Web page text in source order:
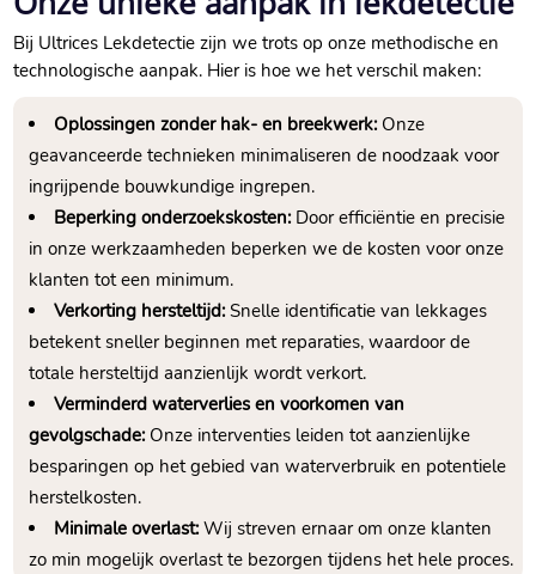
Bij Ultrices Lekdetectie zijn we trots op onze methodische en
technologische aanpak.​ Hier is hoe we het verschil maken:
Oplossingen zonder hak- en breekwerk:Onze
geavanceerde technieken minimaliseren de noodzaak voor
ingrijpende bouwkundige ingrepen.​
Beperking onderzoekskosten:Door efficiëntie en precisie
in onze werkzaamheden beperken we de kosten voor onze
klanten tot een minimum.​
Verkorting hersteltijd:Snelle identificatie van lekkages
betekent sneller beginnen met reparaties, waardoor de
totale hersteltijd aanzienlijk wordt verkort.​
Verminderd waterverlies en voorkomen van
gevolgschade:Onze interventies leiden tot aanzienlijke
besparingen op het gebied van waterverbruik en potentiele
herstelkosten.​
Minimale overlast:Wij streven ernaar om onze klanten
zo min mogelijk overlast te bezorgen tijdens het hele proces.​